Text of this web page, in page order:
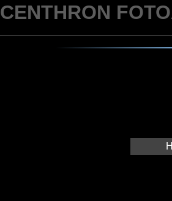
CENTHRON